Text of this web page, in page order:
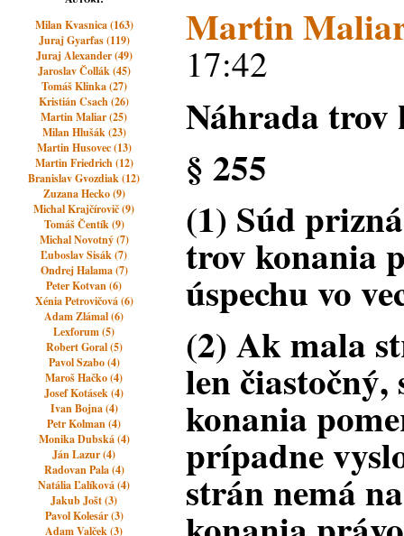
Milan Kvasnica (163)
Juraj Gyarfas (119)
Juraj Alexander (49)
Jaroslav Čollák (45)
Tomáš Klinka (27)
Kristián Csach (26)
Martin Maliar (25)
Milan Hlušák (23)
Martin Husovec (13)
Martin Friedrich (12)
Branislav Gvozdiak (12)
Zuzana Hecko (9)
Michal Krajčírovič (9)
Tomáš Čentík (9)
Michal Novotný (7)
Ľuboslav Sisák (7)
Ondrej Halama (7)
Peter Kotvan (6)
Xénia Petrovičová (6)
Adam Zlámal (6)
Lexforum (5)
Robert Goral (5)
Pavol Szabo (4)
Maroš Hačko (4)
Josef Kotásek (4)
Ivan Bojna (4)
Petr Kolman (4)
Monika Dubská (4)
Ján Lazur (4)
Radovan Pala (4)
Natália Ľalíková (4)
Jakub Jošt (3)
Pavol Kolesár (3)
Adam Valček (3)
Martin
17:42
Náhrada trov
§ 255
(1) Súd
trov konania
úspechu vo
(2) Ak mala
len
konania
prípadne
strán nemá